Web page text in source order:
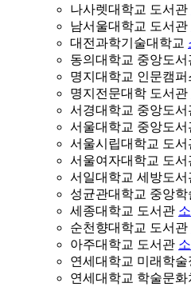
나사렛대학교 도서관
남서울대학교 도서관
대전과학기술대학교
동의대학교 중앙도서
명지대학교 인문캠
명지전문대학 도서관
서경대학교 중앙도서
서울대학교 중앙도서
서울시립대학교 도서
서울여자대학교 도서
서일대학교 세방도서
성균관대학교 중앙
세종대학교 도서관
순천향대학교 도서관
아주대학교 도서관
연세대학교 미래학술
연세대학교 학술문